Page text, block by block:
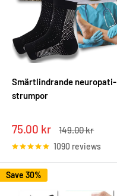
Smärtlindrande neuropati-
strumpor
Sale
price
75.00 kr
Regular
149.00 kr
1090 reviews
Save 30%